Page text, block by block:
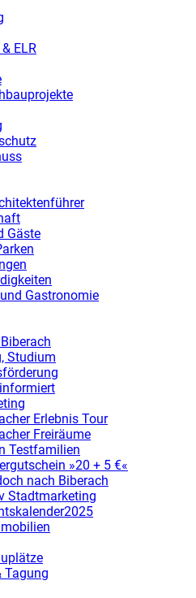
ELR
Gäste
Gastronomie
Studium
Erlebnis Tour
Freiräume
Testfamilien
»20 + 5 €«
nach Biberach
Stadtmarketing
Tagung